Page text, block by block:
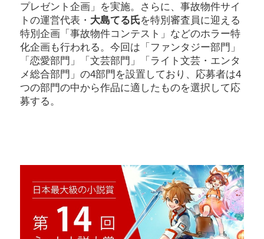
プレゼント企画」を実施。さらに、事故物件サイ
トの運営代表・ 大島てる氏を特別審査員に迎える
特別企画「事故物件コンテスト」などのホラー特
化企画も行われる。今回は「ファンタジー部門」
「恋愛部門」「文芸部門」「ライト文芸・エンタ
メ総合部門」の4部門を設置しており、応募者は4
つの部門の中から作品に適したものを選択して応
募する。